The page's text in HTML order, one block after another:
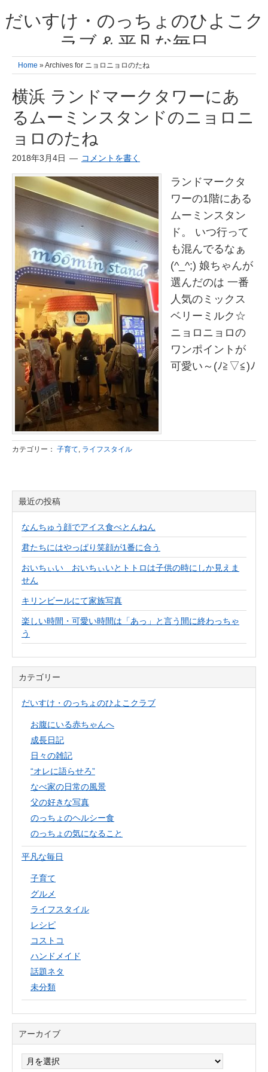
だいすけ・のっちょのひよこク
ラブ & 平凡な毎日
我が家の3人のひよこ成長日記と雑記 何十年後かに、大きくなったひよ
こ達とこの成長記を読み返すことを夢見て。& 3児ママの平凡日記 日々
Home » Archives for ニョロニョロのたね
横浜 ランドマークタワーにあ
るムーミンスタンドのニョロニ
ョロのたね
2018年3月4日 コメントを書く
ランドマークタ
ワーの1階にある
ムーミンスタン
ド。 いつ行って
も混んでるなぁ
(^_^;) 娘ちゃんが
選んだのは 一番
人気のミックス
ベリーミルク☆
ニョロニョロの
ワンポイントが
可愛い～(ﾉ≧▽≦)ﾉ
カテゴリー： 子育て, ライフスタイル
最近の投稿
なんちゅう顔でアイス食べとんねん
君たちにはやっぱり笑顔が1番に合う
おいちぃい おいちぃいとトトロは子供の時にしか見えま
せん
キリンビールにて家族写真
楽しい時間・可愛い時間は「あっ」と言う間に終わっちゃ
う
カテゴリー
だいすけ・のっちょのひよこクラブ
お腹にいる赤ちゃんへ
成長日記
日々の雑記
“オレに語らせろ”
なべ家の日常の風景
父の好きな写真
のっちょのヘルシー食
のっちょの気になること
平凡な毎日
子育て
グルメ
ライフスタイル
レシピ
コストコ
ハンドメイド
話題ネタ
未分類
アーカイブ